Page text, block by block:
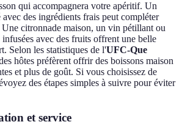
qui accompagnera votre apéritif. Un
des ingrédients frais peut compléter
citronnade maison, un vin pétillant ou
avec des fruits offrent une belle
Selon les statistiques de l'UFC-Que
hôtes préfèrent offrir des boissons maison
et plus de goût. Si vous choisissez de
des étapes simples à suivre pour éviter
et service